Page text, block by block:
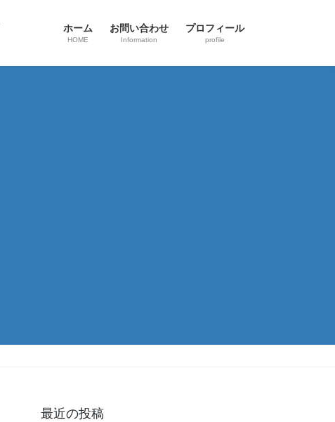
ホーム
HOME
お問い合わせ
Information
プロフィール
profile
最近の投稿